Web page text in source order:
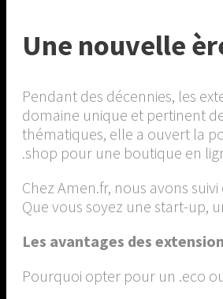
Une nouvelle
Pendant des décennies, les
domaine unique et pertinent
thématiques, elle a ouvert la
.shop pour une boutique en
Chez Amen.fr, nous avons
Que vous soyez une start-up,
Les avantages des
Pourquoi opter pour un .eco